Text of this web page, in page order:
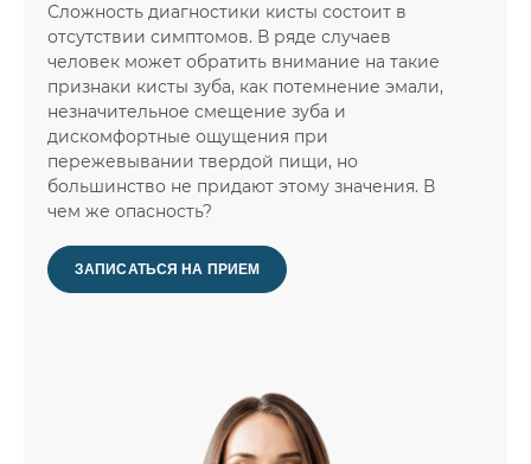
Сложность диагностики кисты состоит в
отсутствии симптомов. В ряде случаев
человек может обратить внимание на такие
признаки кисты зуба, как потемнение эмали,
незначительное смещение зуба и
дискомфортные ощущения при
пережевывании твердой пищи, но
большинство не придают этому значения. В
чем же опасность?
ЗАПИСАТЬСЯ НА ПРИЕМ